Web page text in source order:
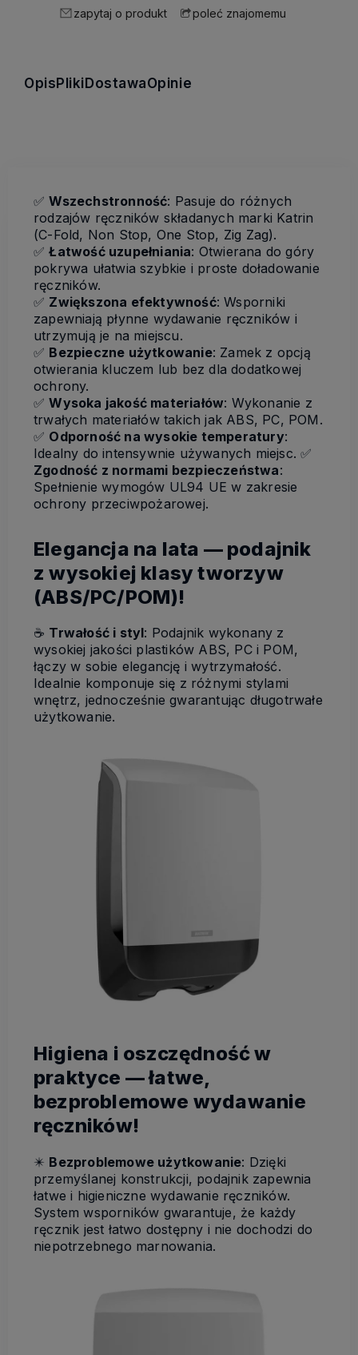
zapytaj o produkt poleć znajomemu
OpisPlikiDostawaOpinie
✅ Wszechstronność: Pasuje do różnych
rodzajów ręczników składanych marki Katrin
(C-Fold, Non Stop, One Stop, Zig Zag).
✅ Łatwość uzupełniania: Otwierana do góry
pokrywa ułatwia szybkie i proste doładowanie
ręczników.
✅ Zwiększona efektywność: Wsporniki
zapewniają płynne wydawanie ręczników i
utrzymują je na miejscu.
✅ Bezpieczne użytkowanie: Zamek z opcją
otwierania kluczem lub bez dla dodatkowej
ochrony.
✅ Wysoka jakość materiałów: Wykonanie z
trwałych materiałów takich jak ABS, PC, POM.
✅ Odporność na wysokie temperatury:
Idealny do intensywnie używanych miejsc.✅
Zgodność z normami bezpieczeństwa:
Spełnienie wymogów UL94 UE w zakresie
ochrony przeciwpożarowej.
Elegancja na lata — podajnik
z wysokiej klasy tworzyw
(ABS/PC/POM)!
☕ Trwałość i styl: Podajnik wykonany z
wysokiej jakości plastików ABS, PC i POM,
łączy w sobie elegancję i wytrzymałość.
Idealnie komponuje się z różnymi stylami
wnętrz, jednocześnie gwarantując długotrwałe
użytkowanie.
Higiena i oszczędność w
praktyce — łatwe,
bezproblemowe wydawanie
ręczników!
✴️ Bezproblemowe użytkowanie: Dzięki
przemyślanej konstrukcji, podajnik zapewnia
łatwe i higieniczne wydawanie ręczników.
System wsporników gwarantuje, że każdy
ręcznik jest łatwo dostępny i nie dochodzi do
niepotrzebnego marnowania.